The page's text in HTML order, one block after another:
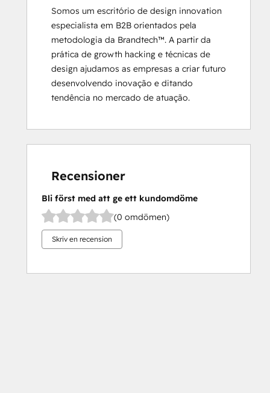
Platform Consulting
Revenue Operations
Salesforce Integration Certification
Somos um escritório de design innovation
especialista em B2B orientados pela
metodologia da Brandtech™. A partir da
prática de growth hacking e técnicas de
design ajudamos as empresas a criar futuro
desenvolvendo inovação e ditando
tendência no mercado de atuação.
Recensioner
Bli först med att ge ett kundomdöme
(0 omdömen)
Skriv en recension